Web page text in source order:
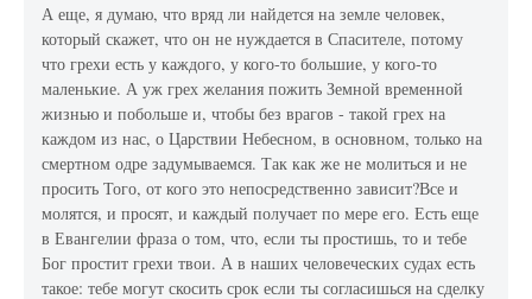
А еще, я думаю, что вряд ли найдется на земле человек,
который скажет, что он не нуждается в Спасителе, потому
что грехи есть у каждого, у кого-то большие, у кого-то
маленькие. А уж грех желания пожить Земной временной
жизнью и побольше и, чтобы без врагов - такой грех на
каждом из нас, о Царствии Небесном, в основном, только на
смертном одре задумываемся. Так как же не молиться и не
просить Того, от кого это непосредственно зависит?Все и
молятся, и просят, и каждый получает по мере его. Есть еще
в Евангелии фраза о том, что, если ты простишь, то и тебе
Бог простит грехи твои. А в наших человеческих судах есть
такое: тебе могут скосить срок если ты согласишься на сделку